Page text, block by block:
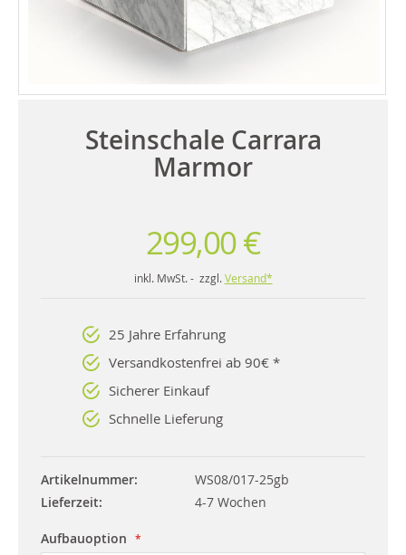
Steinschale Carrara
Marmor
299,00 €
inkl. MwSt. - zzgl. Versand*
25 Jahre Erfahrung
Versandkostenfrei ab 90€ *
Sicherer Einkauf
Schnelle Lieferung
Artikelnummer
WS08/017-25gb
Lieferzeit
4-7 Wochen
Aufbauoption